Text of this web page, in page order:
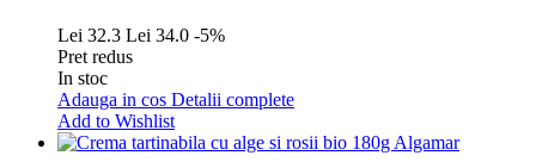
Lei 32.3 Lei 34.0 -5%
Pret redus
In stoc
Adauga in cos Detalii complete
Add to Wishlist